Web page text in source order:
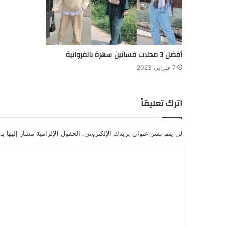
أفضل 3 محلات فساتين سهرة بالفروانية
7 فبراير، 2023
اترك تعليقاً
لن يتم نشر عنوان بريدك الإلكتروني. الحقول الإلزامية مشار إليها بـ